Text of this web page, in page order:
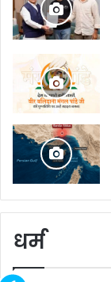
धर्म